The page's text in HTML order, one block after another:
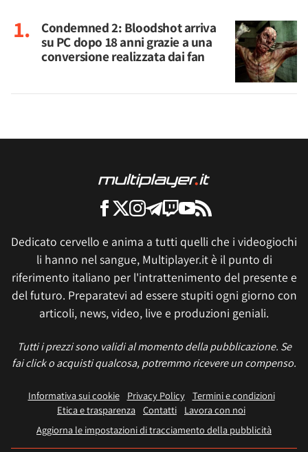
Condemned 2: Bloodshot arriva
su PC dopo 18 anni grazie a una
conversione realizzata dai fan
Dedicato cervello e anima a tutti quelli che i videogiochi
li hanno nel sangue, Multiplayer.it è il punto di
riferimento italiano per l'intrattenimento del presente e
del futuro. Preparatevi ad essere stupiti ogni giorno con
articoli, news, video, live e produzioni geniali.
Tutti i prezzi sono validi al momento della pubblicazione. Se
fai click o acquisti qualcosa, potremmo ricevere un compenso.
Informativa sui cookie Privacy Policy
Termini e condizioni
Etica e trasparenza Contatti
Lavora con noi
Aggiorna le impostazioni di tracciamento della pubblicità